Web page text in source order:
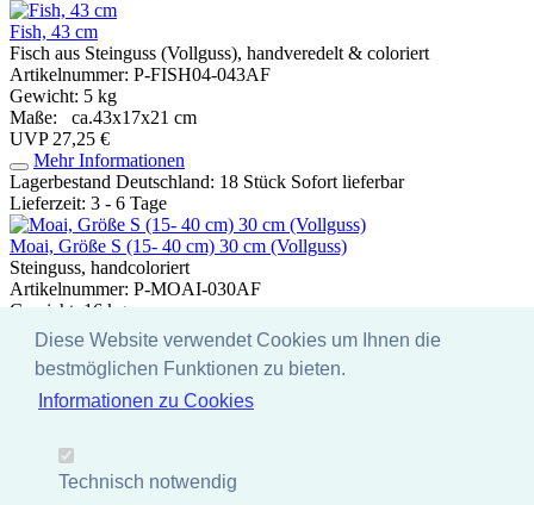
Fish, 43 cm
Fisch aus Steinguss (Vollguss), handveredelt & coloriert
Artikelnummer: P-FISH04-043AF
Gewicht: 5 kg
Maße: ca.43x17x21 cm
UVP 27,25 €
Mehr Informationen
Lagerbestand Deutschland: 18 Stück Sofort lieferbar
Lieferzeit: 3 - 6 Tage
Moai, Größe S (15- 40 cm) 30 cm (Vollguss)
Steinguss, handcoloriert
Artikelnummer: P-MOAI-030AF
Gewicht: 16 kg
Maße: ca.20x20x30 cm
UVP 36,77 €
Mehr Informationen
Lagerbestand Deutschland: 0 Stück
SALE - Jap. Steinlaterne, hell, 58 cm
Diese Website verwendet Cookies um Ihnen die
bestmöglichen Funktionen zu bieten.
Informationen zu Cookies
Technisch notwendig